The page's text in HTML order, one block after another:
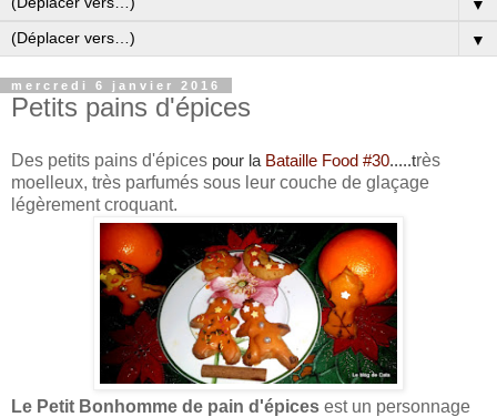
▼
▼
mercredi 6 janvier 2016
Petits pains d'épices
Des petits pains d'épices pour la Bataille Food #30.....très
moelleux, très parfumés sous leur couche de glaçage
légèrement croquant.
Le Petit Bonhomme de pain d'épices est un personnage